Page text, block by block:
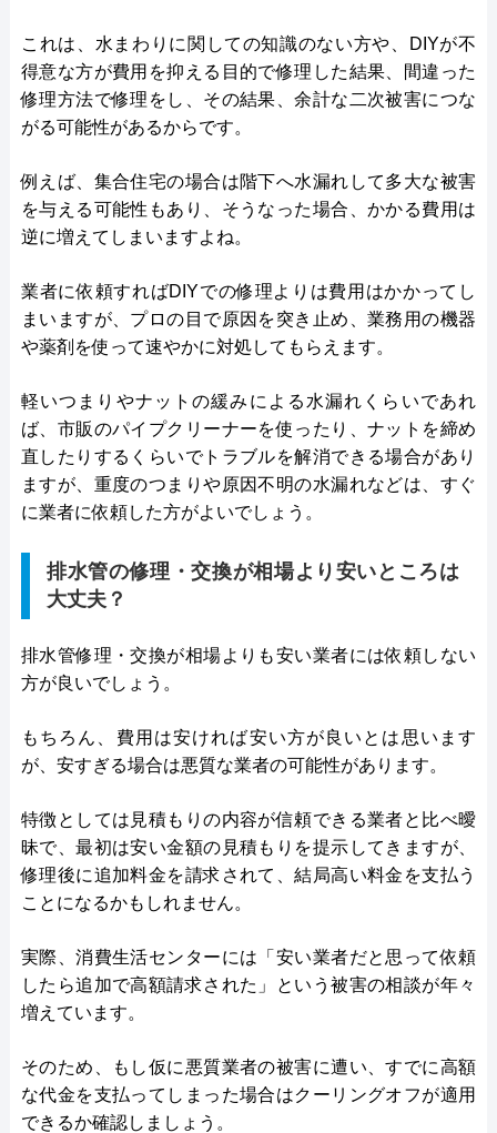
これは、水まわりに関しての知識のない方や、DIYが不
得意な方が費用を抑える目的で修理した結果、間違った
修理方法で修理をし、その結果、余計な二次被害につな
がる可能性があるからです。
例えば、集合住宅の場合は階下へ水漏れして多大な被害
を与える可能性もあり、そうなった場合、かかる費用は
逆に増えてしまいますよね。
業者に依頼すればDIYでの修理よりは費用はかかってし
まいますが、プロの目で原因を突き止め、業務用の機器
や薬剤を使って速やかに対処してもらえます。
軽いつまりやナットの緩みによる水漏れくらいであれ
ば、市販のパイプクリーナーを使ったり、ナットを締め
直したりするくらいでトラブルを解消できる場合があり
ますが、重度のつまりや原因不明の水漏れなどは、すぐ
に業者に依頼した方がよいでしょう。
排水管の修理・交換が相場より安いところは
大丈夫？
排水管修理・交換が相場よりも安い業者には依頼しない
方が良いでしょう。
もちろん、費用は安ければ安い方が良いとは思います
が、安すぎる場合は悪質な業者の可能性があります。
特徴としては見積もりの内容が信頼できる業者と比べ曖
昧で、最初は安い金額の見積もりを提示してきますが、
修理後に追加料金を請求されて、結局高い料金を支払う
ことになるかもしれません。
実際、消費生活センターには「安い業者だと思って依頼
したら追加で高額請求された」という被害の相談が年々
増えています。
そのため、もし仮に悪質業者の被害に遭い、すでに高額
な代金を支払ってしまった場合はクーリングオフが適用
できるか確認しましょう。